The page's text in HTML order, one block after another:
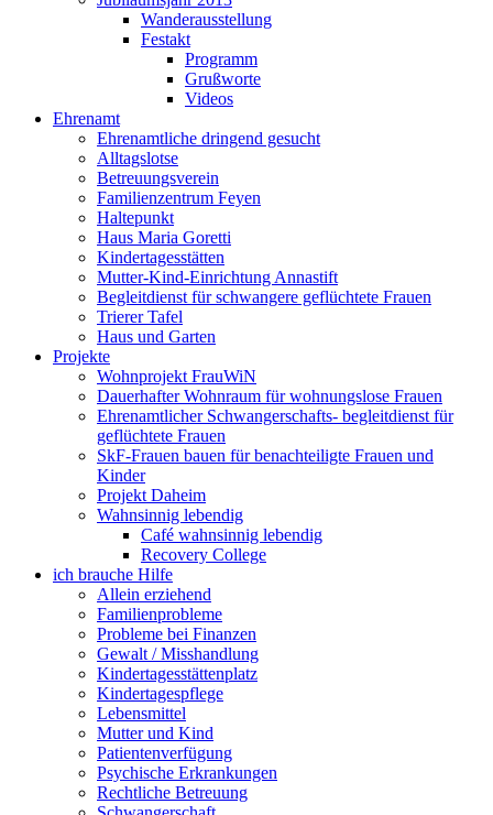
Wanderausstellung
Festakt
Programm
Grußworte
Videos
Ehrenamt
Ehrenamtliche dringend gesucht
Alltagslotse
Betreuungsverein
Familienzentrum Feyen
Haltepunkt
Haus Maria Goretti
Kindertagesstätten
Mutter-Kind-Einrichtung Annastift
Begleitdienst für schwangere geflüchtete Frauen
Trierer Tafel
Haus und Garten
Projekte
Wohnprojekt FrauWiN
Dauerhafter Wohnraum für wohnungslose Frauen
Ehrenamtlicher Schwangerschafts- begleitdienst für
geflüchtete Frauen
SkF-Frauen bauen für benachteiligte Frauen und
Kinder
Projekt Daheim
Wahnsinnig lebendig
Café wahnsinnig lebendig
Recovery College
ich brauche Hilfe
Allein erziehend
Familienprobleme
Probleme bei Finanzen
Gewalt / Misshandlung
Kindertagesstättenplatz
Kindertagespflege
Lebensmittel
Mutter und Kind
Patientenverfügung
Psychische Erkrankungen
Rechtliche Betreuung